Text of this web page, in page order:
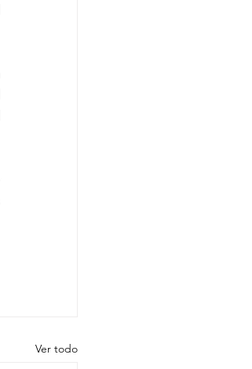
Ver todo